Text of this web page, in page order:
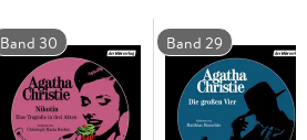
Band 30 Band 29